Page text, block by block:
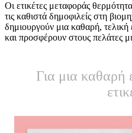
Οι ετικέτες μεταφοράς
τις καθιστά δημοφιλείς στη
δημιουργούν μια καθαρή,
και προσφέρουν στους πελάτες
Για μια καθαρή